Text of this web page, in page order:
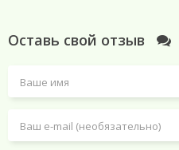
Оставь свой отзыв